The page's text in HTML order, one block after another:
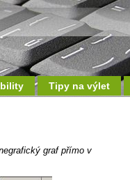
Tipy na výlet
graf přímo v